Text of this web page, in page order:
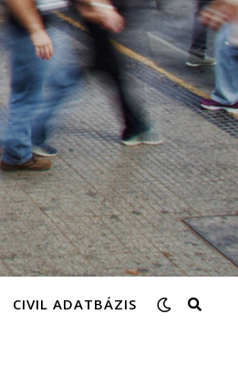
CIVIL ADATBÁZIS